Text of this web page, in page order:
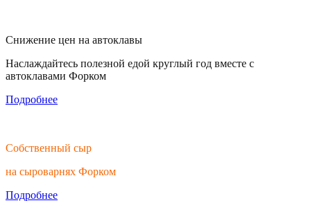
Снижение цен на автоклавы
Наслаждайтесь полезной едой круглый год вместе с
автоклавами Форком
Подробнее
Собственный сыр
на сыроварнях Форком
Подробнее